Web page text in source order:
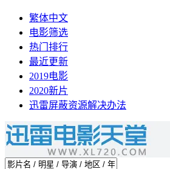
繁体中文
电影筛选
热门排行
最近更新
2019电影
2020新片
迅雷屏蔽资源解决办法